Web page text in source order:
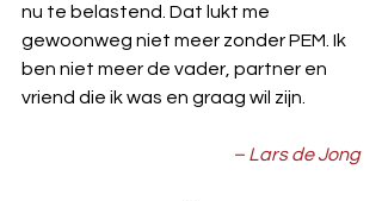
nu te belastend. Dat lukt me
gewoonweg niet meer zonder PEM. Ik
ben niet meer de vader, partner en
vriend die ik was en graag wil zijn.
– Lars de Jong